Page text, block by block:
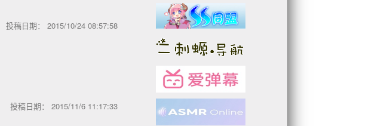
投稿日期： 2015/10/24 08:57:58
投稿日期： 2015/11/6 11:17:33